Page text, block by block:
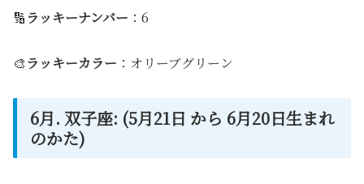
🔢 ラッキーナンバー ：6
🎨 ラッキーカラー ：オリーブグリーン
6月. 双子座: (5月21日 から 6月20日生まれ
のかた)